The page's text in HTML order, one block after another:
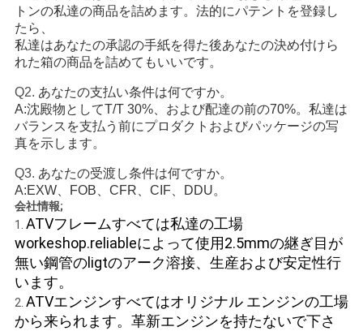
トンの私達の商品を詰めます。法的にパテントを登録し
たら、
私達はあなたの承認の手紙を得た後あなたの決め付けら
れた箱の商品を詰めてもいいです。
Q2. あなたの支払い条件は何ですか。
A:沈殿物としてT/T 30%、および配達の前の70%。私達は
バランスを支払う前にプロダクトおよびパッケージの写
真を示します。
Q3. あなたの受渡し条件は何ですか。
A:EXW、FOB、CFR、CIF、DDU。
会社情報;
1. ATVフレームすべては私達の工場
workeshop.reliableによって使用2.5mmの継ぎ目が
無い鋼管のligtのアーク溶接、生産および安定性行
います。
2. ATVエンジンすべてはオリジナル エンジンの工場
から来られます。革新エンジンを持たないで下さ